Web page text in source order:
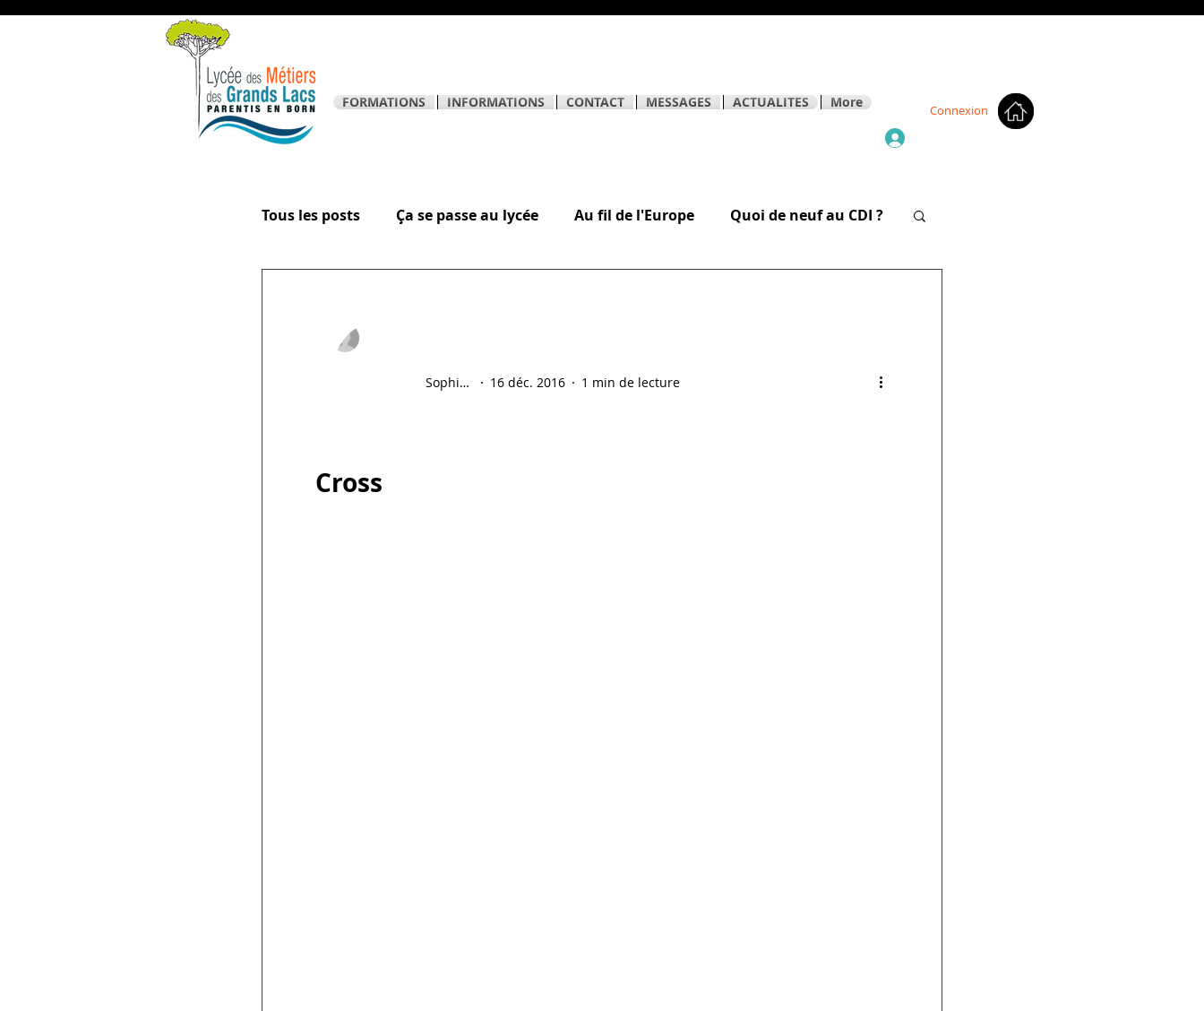
Connexion
Tous les posts Ça se passe au lycée Au fil de l'Europe Quoi de neuf au CDI ?
Sophie Hostein 16 déc. 2016 1 min de lecture
Cross
FORMATIONS INFORMATIONS CONTACT MESSAGES ACTUALITES More